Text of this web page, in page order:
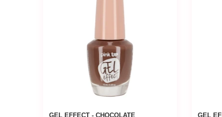
GEL EFFECT - CHOCOLATE GEL